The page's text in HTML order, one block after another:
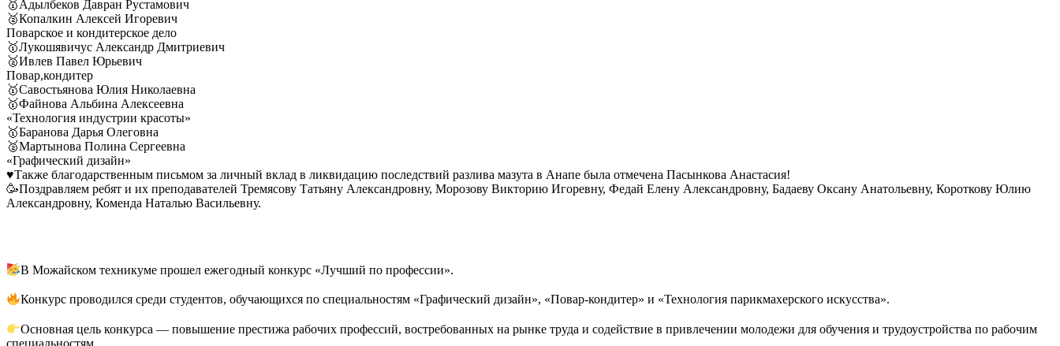
🥇Адылбеков Давран Рустамович
🥈Копалкин Алексей Игоревич
Поварское и кондитерское дело
🥇Лукошявичус Александр Дмитриевич
🥈Ивлев Павел Юрьевич
Повар,кондитер
🥇Савостьянова Юлия Николаевна
🥇Файнова Альбина Алексеевна
«Технология индустрии красоты»
🥇Баранова Дарья Олеговна
🥈Мартынова Полина Сергеевна
«Графический дизайн»
♥️Также благодарственным письмом за личный вклад в ликвидацию последствий разлива мазута в Анапе была отмечена Пасынкова Анастасия!
🥳Поздравляем ребят и их преподавателей Тремясову Татьяну Александровну, Морозову Викторию Игоревну, Федай Елену Александровну, Бадаеву Оксану Анатольевну, Короткову Юлию
Александровну, Коменда Наталью Васильевну.
В Можайском техникуме прошел ежегодный конкурс «Лучший по профессии».
Конкурс проводился среди студентов, обучающихся по специальностям «Графический дизайн», «Повар-кондитер» и «Технология парикмахерского искусства».
Основная цель конкурса — повышение престижа рабочих профессий, востребованных на рынке труда и содействие в привлечении молодежи для обучения и трудоустройства по рабочим
специальностям.